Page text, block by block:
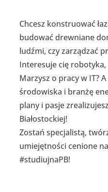
Chcesz konstruować
budować drewniane
ludźmi, czy zarządzać
Interesuje cię
Marzysz o pracy w IT?
środowiska i branżę
plany i pasje
Białostockiej!
Zostań specjalistą,
umiejętności cenione
#studiujnaPB!